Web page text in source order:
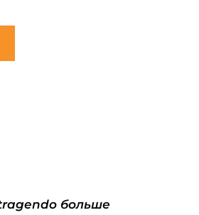
больше